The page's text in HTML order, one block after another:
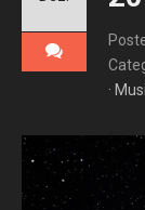
·